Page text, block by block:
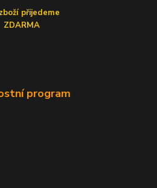
přijedeme
ZDARMA
program